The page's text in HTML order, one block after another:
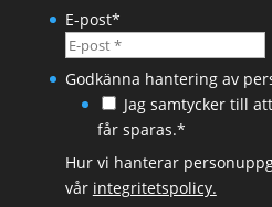
E-post*
Godkänna hantering av
Jag samtycker till
får sparas.*
Hur vi hanterar
vår integritetspolicy.